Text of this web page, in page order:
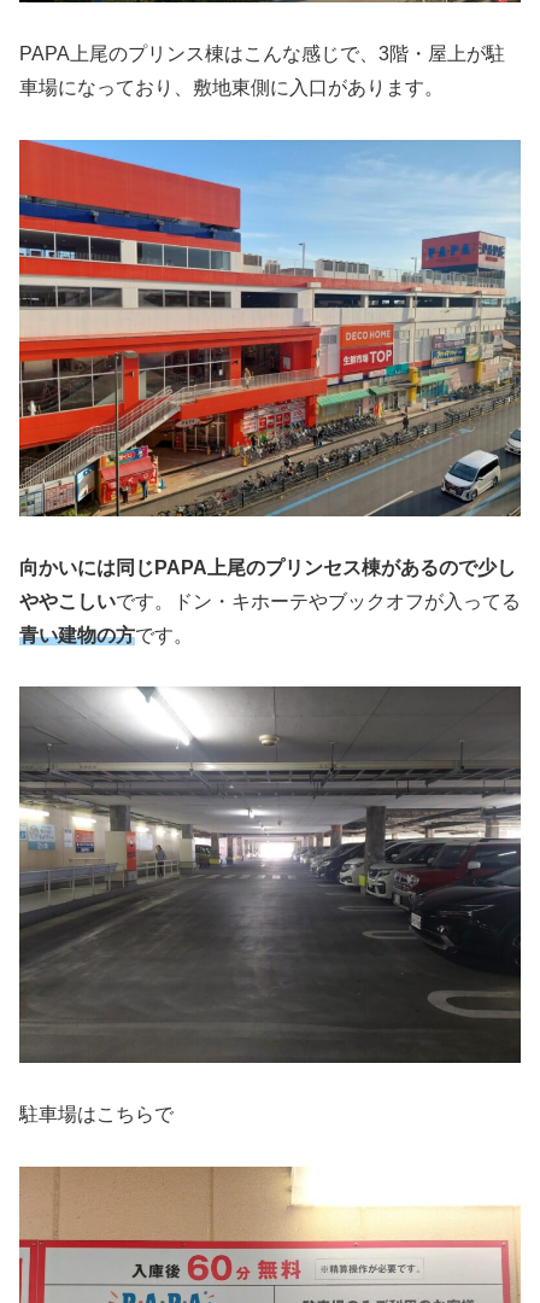
PAPA上尾のプリンス棟はこんな感じで、3階・屋上が駐
車場になっており、敷地東側に入口があります。
向かいには同じPAPA上尾のプリンセス棟があるので少し
ややこしいです。ドン・キホーテやブックオフが入ってる
青い建物の方です。
駐車場はこちらで